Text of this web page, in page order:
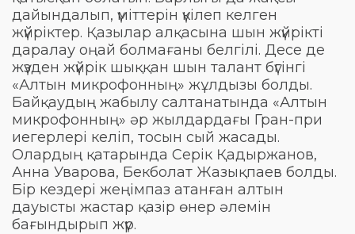
дайындалып, үміттерін үкілеп келген
жүйріктер. Қазылар алқасына шын жүйрікті
даралау оңай болмағаны белгілі. Десе де
жүзден жүйрік шыққан шын талант бүгінгі
«Алтын микрофонның» жұлдызы болды.
Байқаудың жабылу салтанатында «Алтын
микрофонның» әр жылдардағы Гран-при
иегерлері келіп, тосын сый жасады.
Олардың қатарында Серік Қадыржанов,
Анна Уварова, Бекболат Жазықпаев болды.
Бір кездері жеңімпаз атанған алтын
дауысты жастар қазір өнер әлемін
бағындырып жүр.